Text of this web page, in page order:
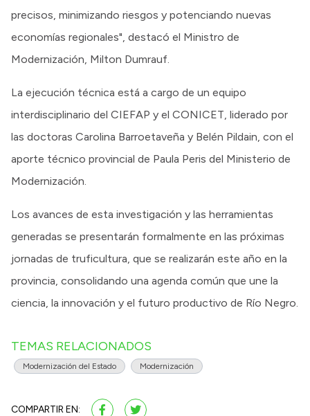
precisos, minimizando riesgos y potenciando nuevas
economías regionales", destacó el Ministro de
Modernización, Milton Dumrauf.
La ejecución técnica está a cargo de un equipo
interdisciplinario del CIEFAP y el CONICET, liderado por
las doctoras Carolina Barroetaveña y Belén Pildain, con el
aporte técnico provincial de Paula Peris del Ministerio de
Modernización.
Los avances de esta investigación y las herramientas
generadas se presentarán formalmente en las próximas
jornadas de truficultura, que se realizarán este año en la
provincia, consolidando una agenda común que une la
ciencia, la innovación y el futuro productivo de Río Negro.
TEMAS RELACIONADOS
Modernización del Estado Modernización
COMPARTIR EN: